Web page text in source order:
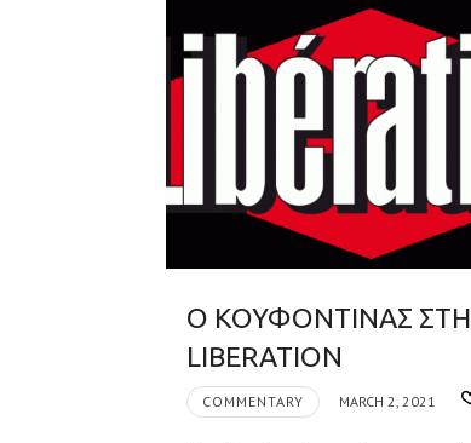
Ο ΚΟΥΦΟΝΤΙΝΑΣ ΣΤΗ
LIBERATION
COMMENTARY MARCH 2, 2021